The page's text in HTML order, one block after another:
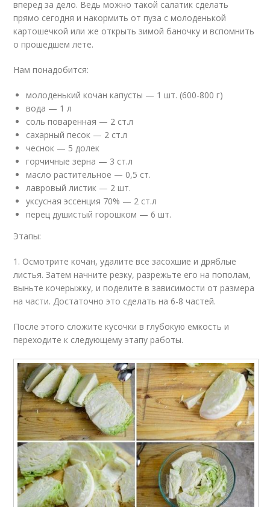
вперед за дело. Ведь можно такой салатик сделать
прямо сегодня и накормить от пуза с молоденькой
картошечкой или же открыть зимой баночку и вспомнить
о прошедшем лете.
Нам понадобится:
молоденький кочан капусты — 1 шт. (600-800 г)
вода — 1 л
соль поваренная — 2 ст.л
сахарный песок — 2 ст.л
чеснок — 5 долек
горчичные зерна — 3 ст.л
масло растительное — 0,5 ст.
лавровый листик — 2 шт.
уксусная эссенция 70% — 2 ст.л
перец душистый горошком — 6 шт.
Этапы:
1. Осмотрите кочан, удалите все засохшие и дряблые
листья. Затем начните резку, разрежьте его на пополам,
выньте кочерыжку, и поделите в зависимости от размера
на части. Достаточно это сделать на 6-8 частей.
После этого сложите кусочки в глубокую емкость и
переходите к следующему этапу работы.